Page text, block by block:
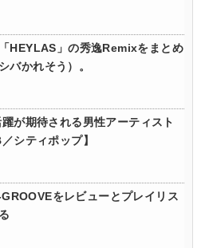
HEYLAS」の秀逸Remixをまとめ
バかれそう）。
が期待される男性アーティスト
シティポップ】
をレビューとプレイリス